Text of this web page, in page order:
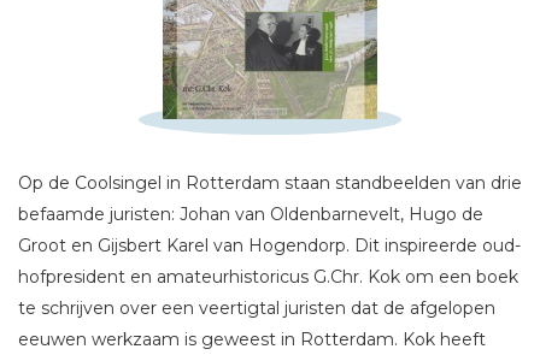
Op de Coolsingel in Rotterdam staan standbeelden van drie
befaamde juristen: Johan van Oldenbarnevelt, Hugo de
Groot en Gijsbert Karel van Hogendorp. Dit inspireerde oud-
hofpresident en amateurhistoricus G.Chr. Kok om een boek
te schrijven over een veertigtal juristen dat de afgelopen
eeuwen werkzaam is geweest in Rotterdam. Kok heeft
Schrijf hieronder je review!
Sterren
Naam *